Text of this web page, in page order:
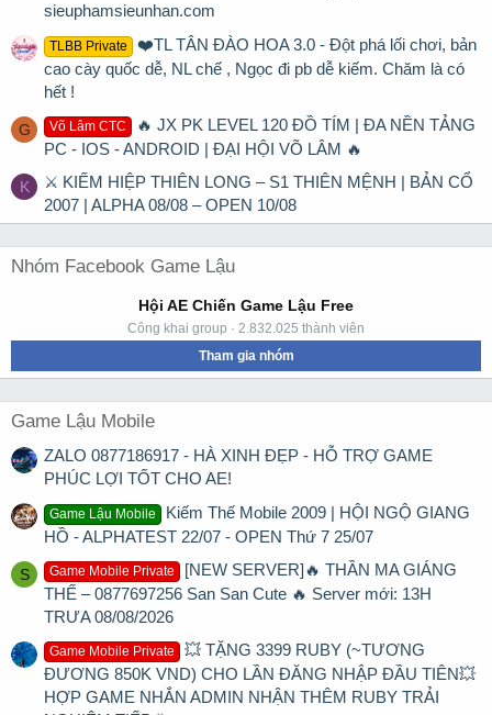
sieuphamsieunhan.com
TLBB Private
❤️TL TÂN ĐÀO HOA 3.0 - Đột phá lối chơi, bản
cao cày quốc dễ, NL chế , Ngọc đi pb dễ kiếm. Chăm là có
hết !
G Võ Lâm CTC
🔥 JX PK LEVEL 120 ĐỒ TÍM | ĐA NỀN TẢNG
PC - IOS - ANDROID | ĐẠI HỘI VÕ LÂM 🔥
K
⚔ KIẾM HIỆP THIÊN LONG – S1 THIÊN MỆNH | BẢN CỔ
2007 | ALPHA 08/08 – OPEN 10/08
Nhóm Facebook Game Lậu
Hội AE Chiến Game Lậu Free
Công khai group · 2.832.025 thành viên
Tham gia nhóm
Game Lậu Mobile
ZALO 0877186917 - HÀ XINH ĐẸP - HỖ TRỢ GAME
PHÚC LỢI TỐT CHO AE!
Game Lậu Mobile
Kiếm Thế Mobile 2009 | HỘI NGỘ GIANG
HỒ - ALPHATEST 22/07 - OPEN Thứ 7 25/07
S Game Mobile Private
[NEW SERVER]🔥 THẦN MA GIÁNG
THẾ – 0877697256 San San Cute 🔥 Server mới: 13H
TRƯA 08/08/2026
Game Mobile Private
💥 TẶNG 3399 RUBY (~TƯƠNG
ĐƯƠNG 850K VND) CHO LẦN ĐĂNG NHẬP ĐẦU TIÊN💥
HỢP GAME NHẮN ADMIN NHẬN THÊM RUBY TRẢI